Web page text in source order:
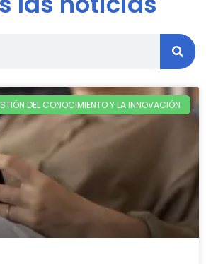
DEL CONOCIMIENTO Y LA INNOVACIÓN